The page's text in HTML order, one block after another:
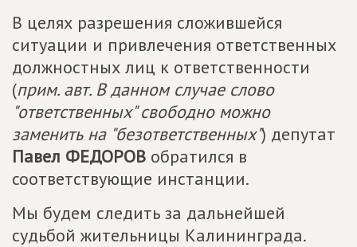
В целях разрешения сложившейся
ситуации и привлечения ответственных
должностных лиц к ответственности
(прим. авт. В данном случае слово
"ответственных" свободно можно
заменить на "безответственных") депутат
Павел ФЕДОРОВ обратился в
соответствующие инстанции.
Мы будем следить за дальнейшей
судьбой жительницы Калининграда.